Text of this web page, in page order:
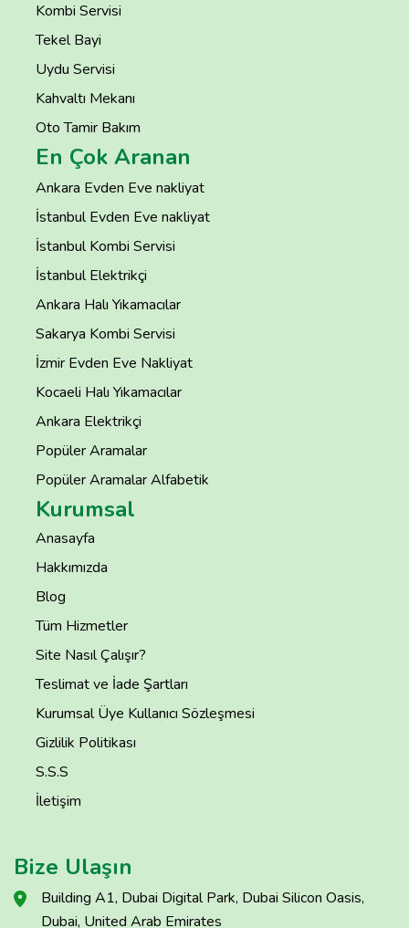
Kombi Servisi
Tekel Bayi
Uydu Servisi
Kahvaltı Mekanı
Oto Tamir Bakım
En Çok Aranan
Ankara Evden Eve nakliyat
İstanbul Evden Eve nakliyat
İstanbul Kombi Servisi
İstanbul Elektrikçi
Ankara Halı Yıkamacılar
Sakarya Kombi Servisi
İzmir Evden Eve Nakliyat
Kocaeli Halı Yıkamacılar
Ankara Elektrikçi
Popüler Aramalar
Popüler Aramalar Alfabetik
Kurumsal
Anasayfa
Hakkımızda
Blog
Tüm Hizmetler
Site Nasıl Çalışır?
Teslimat ve İade Şartları
Kurumsal Üye Kullanıcı Sözleşmesi
Gizlilik Politikası
S.S.S
İletişim
Bize Ulaşın
Building A1, Dubai Digital Park, Dubai Silicon Oasis,
Dubai, United Arab Emirates